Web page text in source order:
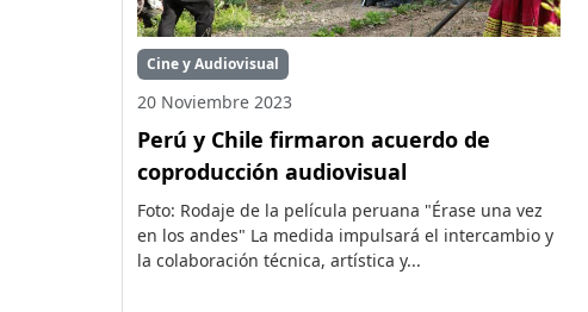
Cine y Audiovisual
20 Noviembre 2023
Perú y Chile firmaron acuerdo de
coproducción audiovisual
Foto: Rodaje de la película peruana "Érase una vez
en los andes" La medida impulsará el intercambio y
la colaboración técnica, artística y...